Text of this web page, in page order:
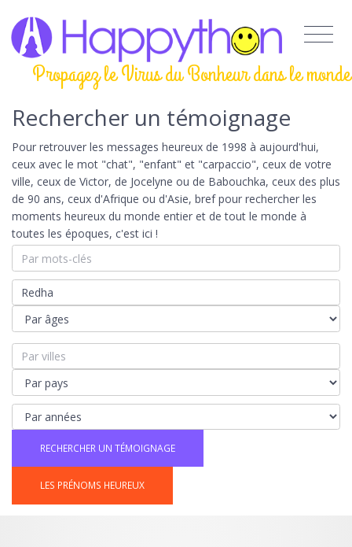
Propagez le Virus du Bonheur dans le monde
Rechercher un témoignage
Pour retrouver les messages heureux de 1998 à aujourd'hui,
ceux avec le mot "chat", "enfant" et "carpaccio", ceux de votre
ville, ceux de Victor, de Jocelyne ou de Babouchka, ceux des plus
de 90 ans, ceux d'Afrique ou d'Asie, bref pour rechercher les
moments heureux du monde entier et de tout le monde à
toutes les époques, c'est ici !
LES PRÉNOMS HEUREUX